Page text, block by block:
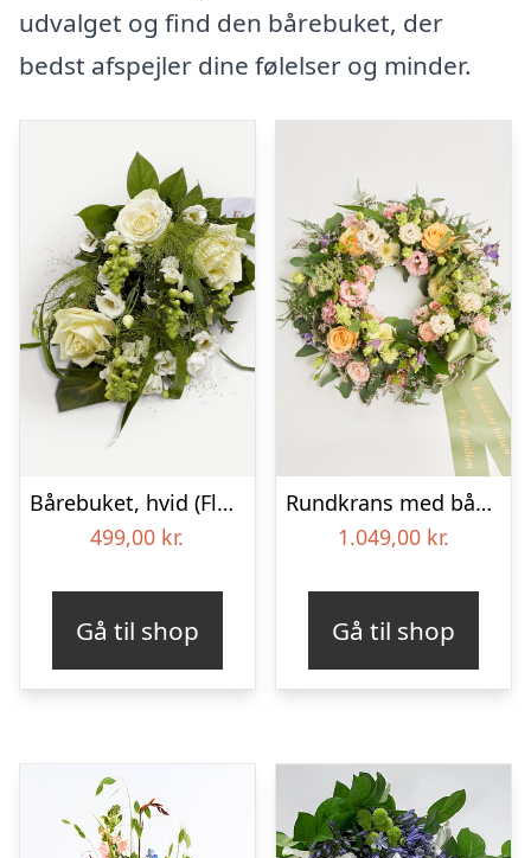
udvalget og find den bårebuket, der
bedst afspejler dine følelser og minder.
Bårebuket, hvid (Floristens kreative valg) med bånd
499,00 kr.
Gå til shop
Rundkrans med bånd – Floristens kreative valg
1.049,00 kr.
Gå til shop